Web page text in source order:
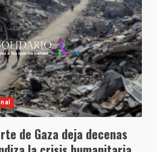
de Gaza deja decenas